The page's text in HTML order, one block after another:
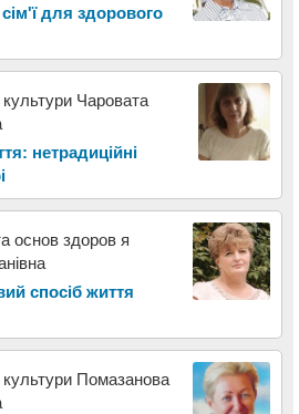
для здорового
культури Чаровата
нетрадиційні
основ здоров я
спосіб життя
культури Помазанова